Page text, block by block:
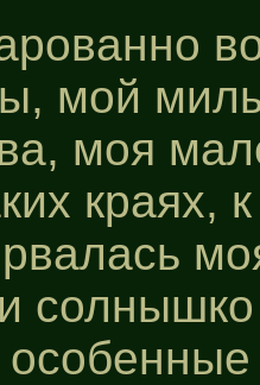
мой
моя
краях,